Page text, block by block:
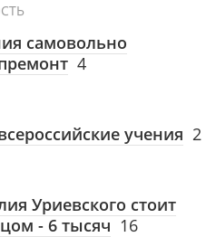
самовольно
4
учения 2
Уриевского стоит
- 6 тысяч 16